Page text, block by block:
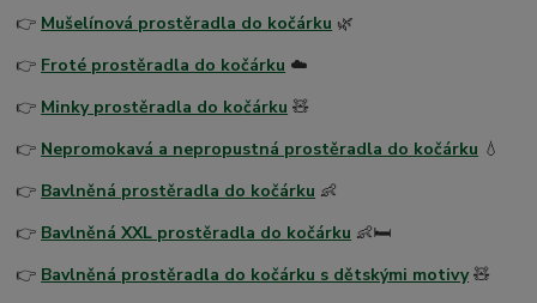
👉 Mušelínová prostěradla do kočárku 🌿
👉 Froté prostěradla do kočárku ☁️
👉 Minky prostěradla do kočárku 🧸
👉 Nepromokavá a nepropustná prostěradla do kočárku 💧
👉 Bavlněná prostěradla do kočárku 👶
👉 Bavlněná XXL prostěradla do kočárku 👶🛏️
👉 Bavlněná prostěradla do kočárku s dětskými motivy🧸